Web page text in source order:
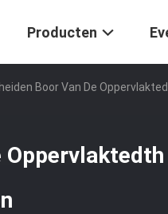
Producten
Boor Van De